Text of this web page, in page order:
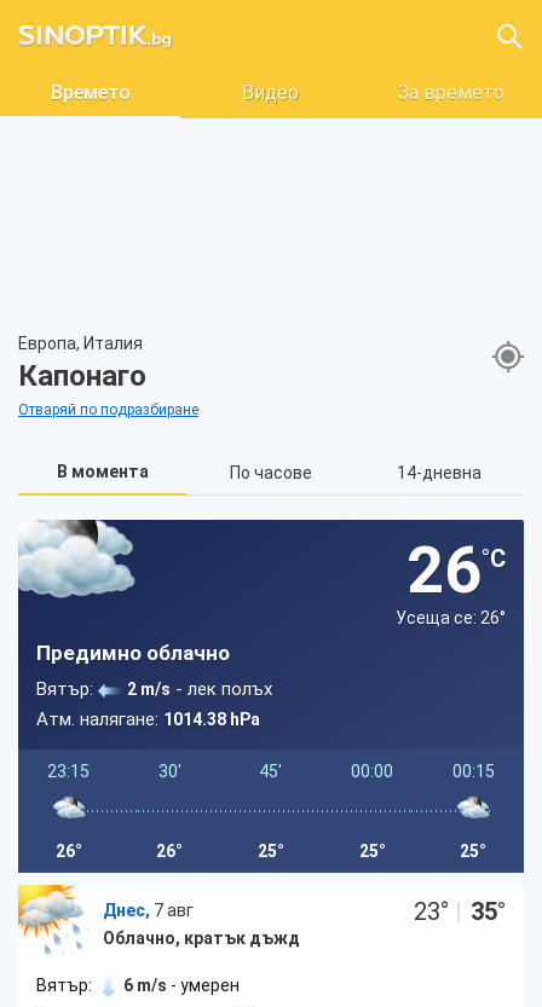
Времето Видео За времето
Европа, Италия
Капонаго
Отваряй по подразбиране
В момента По часове 14-дневна
26°C
Усеща се: 26°
Предимно облачно
Вятър: 2 m/s - лек полъх
Атм. налягане: 1014.38 hPa
23:15
26°
30'
26°
45'
25°
00:00
25°
00:15
25°
Днес, 7 авг
Облачно, кратък дъжд
23° | 35°
Вятър: 6 m/s - умерен